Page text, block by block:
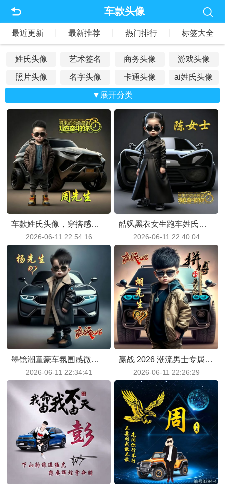
车款头像
最近更新 最新推荐 热门排行 标签大全
姓氏头像 艺术签名 商务头像 游戏头像
照片头像 名字头像 卡通头像 ai姓氏头像
抖音头像 荷花头像
公会头像
水墨头像 山水风景 车款头像 亲子头像
主播头像 麒麟头像 老鹰头像 凤凰头像
家族头像 立体头像 爱国头像 公司头像
生肖头像 老虎头像 老板头像 古风头像
好运头像 龙的头像 狼的头像 励志头像
招财头像
▼展开分类
车款姓氏头像，穿搭感拉满酷拽小男孩个性头像素材
2026-06-11 22:54:16
酷飒黑衣女生跑车姓氏头像，氛围感直接拉满
2026-06-11 22:40:04
墨镜潮童豪车氛围感微信姓氏专属头像分享
2026-06-11 22:34:41
赢战 2026 潮流男士专属姓氏头像，帅气墨镜少年拼搏主题头像素材
2026-06-11 22:26:29